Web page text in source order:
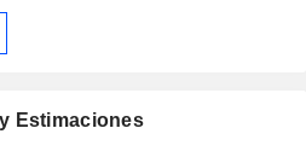
Estimaciones